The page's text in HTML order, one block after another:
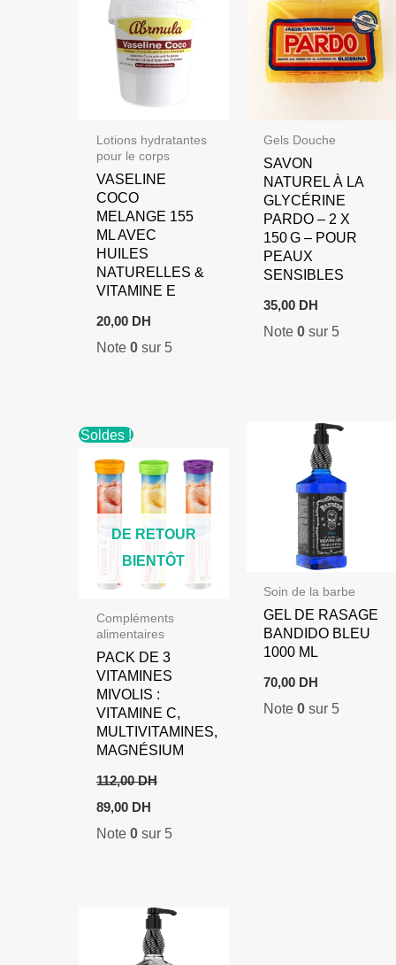
Lotions hydratantes
pour le corps
VASELINE
COCO
MELANGE 155
ML AVEC
HUILES
NATURELLES &
VITAMINE E
20,00 DH
Note 0sur 5
Gels Douche
SAVON
NATUREL À LA
GLYCÉRINE
PARDO – 2 X
150 G – POUR
PEAUX
SENSIBLES
35,00 DH
Note0 sur 5
Soldes !
DE RETOUR
BIENTÔT
Compléments
alimentaires
PACK DE 3
VITAMINES
MIVOLIS :
VITAMINE C,
MULTIVITAMINES,
MAGNÉSIUM
112,00DH
Le
prix
initial
89,00 DHLe
actuel
Note 0sur 5
Soin de la barbe
GEL DE RASAGE
BANDIDO BLEU
1000 ML
70,00 DH
Note0 sur 5